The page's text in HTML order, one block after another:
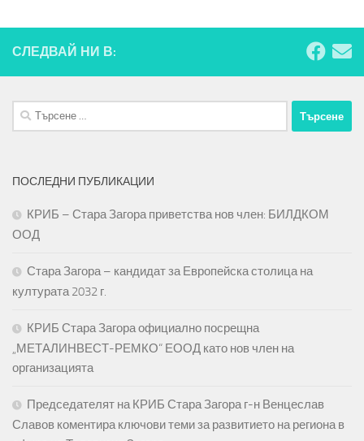
СЛЕДВАЙ НИ В:
Търсене
за:
ПОСЛЕДНИ ПУБЛИКАЦИИ
КРИБ – Стара Загора приветства нов член: БИЛДКОМ
ООД
Стара Загора – кандидат за Европейска столица на
културата 2032 г.
КРИБ Стара Загора официално посрещна
„МЕТАЛИНВЕСТ-РЕМКО“ ЕООД като нов член на
организацията
Председателят на КРИБ Стара Загора г-н Венцеслав
Славов коментира ключови теми за развитието на региона в